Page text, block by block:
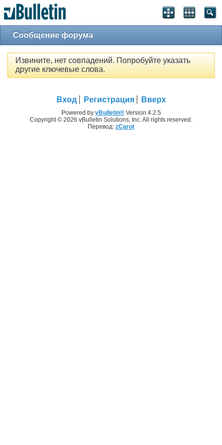
Сообщение форума
Извините, нет совпадений. Попробуйте указать
другие ключевые слова.
Вход Регистрация Вверх
Powered by vBulletin®Version 4.2.5
Copyright © 2026 vBulletin Solutions, Inc. All rights reserved.
Перевод: zCarot